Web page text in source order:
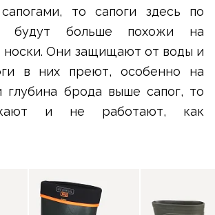
то сапоги здесь по
будут больше похожи на
носки. Они защищают от воды и
в них преют, особенно на
брода выше сапог, то
и не работают, как